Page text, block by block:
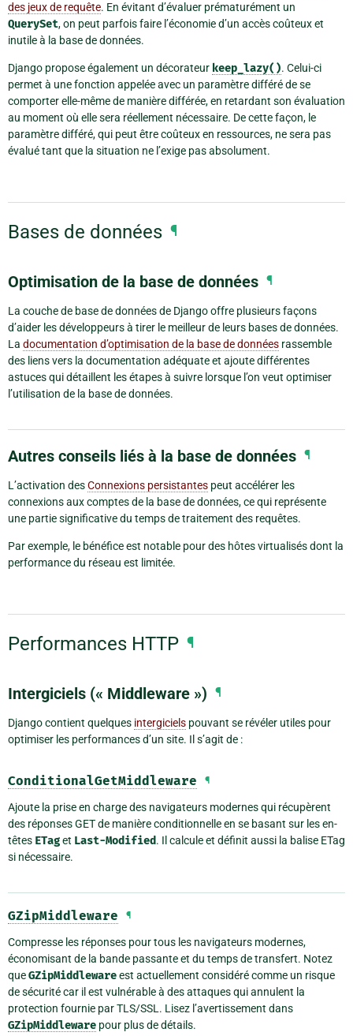
des jeux de requête. En évitant d’évaluer prématurément un
QuerySet, on peut parfois faire l’économie d’un accès coûteux et
inutile à la base de données.
Django propose également un décorateur keep_lazy(). Celui-ci
permet à une fonction appelée avec un paramètre différé de se
comporter elle-même de manière différée, en retardant son évaluation
au moment où elle sera réellement nécessaire. De cette façon, le
paramètre différé, qui peut être coûteux en ressources, ne sera pas
évalué tant que la situation ne l’exige pas absolument.
Bases de données ¶
Optimisation de la base de données ¶
La couche de base de données de Django offre plusieurs façons
d’aider les développeurs à tirer le meilleur de leurs bases de données.
La documentation d’optimisation de la base de données rassemble
des liens vers la documentation adéquate et ajoute différentes
astuces qui détaillent les étapes à suivre lorsque l’on veut optimiser
l’utilisation de la base de données.
Autres conseils liés à la base de données ¶
L’activation desConnexions persistantes peut accélérer les
connexions aux comptes de la base de données, ce qui représente
une partie significative du temps de traitement des requêtes.
Par exemple, le bénéfice est notable pour des hôtes virtualisés dont la
performance du réseau est limitée.
Performances HTTP ¶
Intergiciels (« Middleware ») ¶
Django contient quelques intergiciels pouvant se révéler utiles pour
optimiser les performances d’un site. Il s’agit de :
ConditionalGetMiddleware ¶
Ajoute la prise en charge des navigateurs modernes qui récupèrent
des réponses GET de manière conditionnelle en se basant sur les en-
têtes ETaget Last-Modified. Il calcule et définit aussi la balise ETag
si nécessaire.
GZipMiddleware ¶
Compresse les réponses pour tous les navigateurs modernes,
économisant de la bande passante et du temps de transfert. Notez
queGZipMiddlewareest actuellement considéré comme un risque
de sécurité car il est vulnérable à des attaques qui annulent la
protection fournie par TLS/SSL. Lisez l’avertissement dans
GZipMiddleware pour plus de détails.